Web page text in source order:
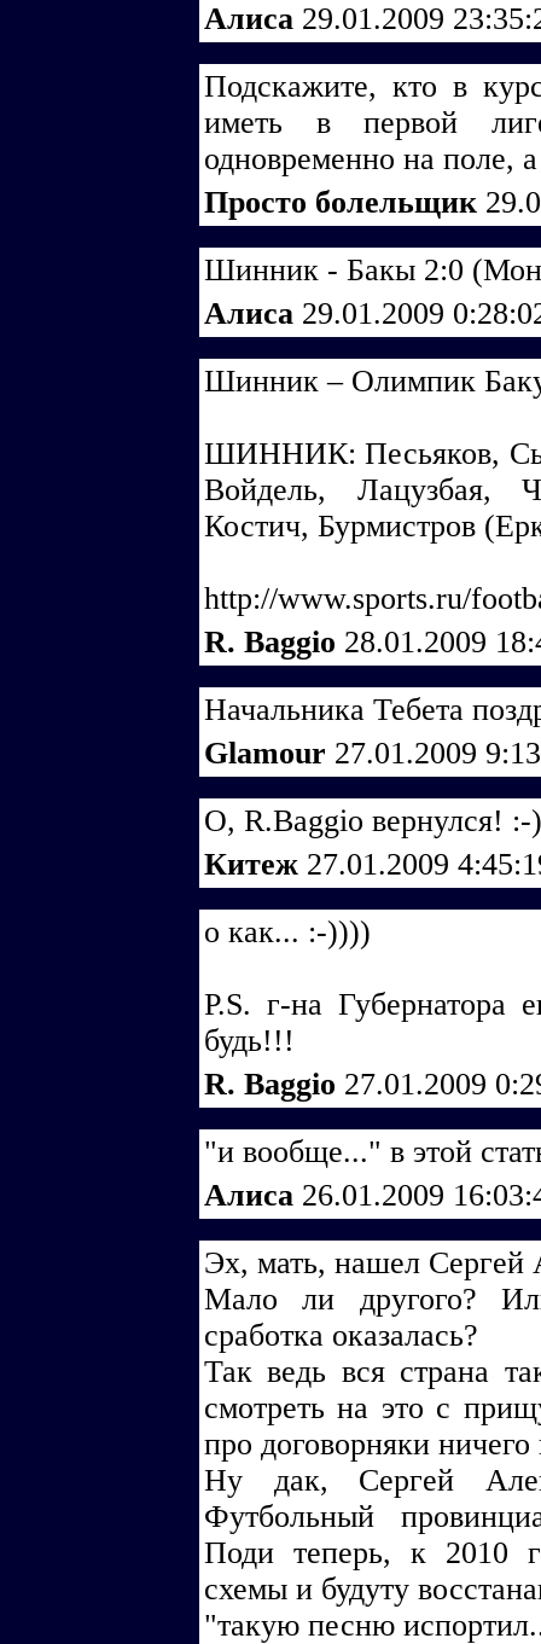
Алиса 29.01.2009
Подскажите, кто в
иметь в первой
одновременно на поле,
Просто болельщик
Шинник - Бакы 2:0
Алиса 29.01.2009
Шинник – Олимпик
ШИННИК: Песьяков,
Войдель, Лацузбая,
Костич, Бурмистров
http://www.sports.ru/
R. Baggio 28.01.2009
Начальника Тебета
Glamour 27.01.2009
О, R.Baggio вернулся! :-)
Китеж 27.01.2009
о как... :-))))
P.S. г-на
будь!!!
R. Baggio 27.01.2009
"и вообще..." в этой
Алиса 26.01.2009
Эх, мать, нашел Сергей
Мало ли другого?
сработка оказалась?
Так ведь вся страна
смотреть на это с
про договорняки ничего
Ну дак, Сергей
Футбольный
Поди теперь, к 2010
схемы и будуту
"такую песню